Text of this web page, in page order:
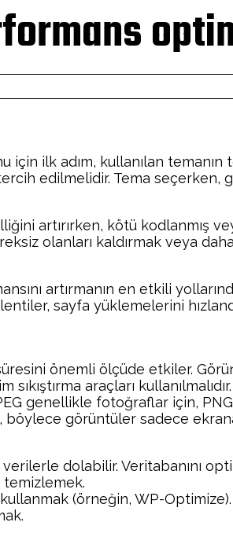
ilk adım, kullanılan temanın
edilmelidir. Tema seçerken,
artırırken, kötü kodlanmış
olanları kaldırmak veya
artırmanın en etkili
sayfa yüklemelerini
önemli ölçüde etkiler.
araçları kullanılmalıdır.
genellikle fotoğraflar için,
böylece görüntüler sadece
dolabilir. Veritabanını
temizlemek.
(örneğin, WP-Optimize).